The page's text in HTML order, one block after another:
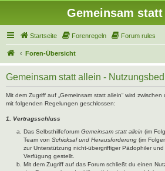
Gemeinsam
Startseite Forenregeln Forum rules
Foren-Übersicht
Gemeinsam statt allein -
Mit dem Zugriff auf „Gemeinsam statt allein“ wird
mit folgenden Regelungen geschlossen:
1. Vertragsschluss
Das Selbsthilfeforum Gemeinsam statt allein (im
Team von Schicksal und Herausforderung (im
zur Unterstützung nicht-übergriffiger Pädophiler
Verfügung gestellt.
Mit dem Zugriff auf das Forum schließt du einen